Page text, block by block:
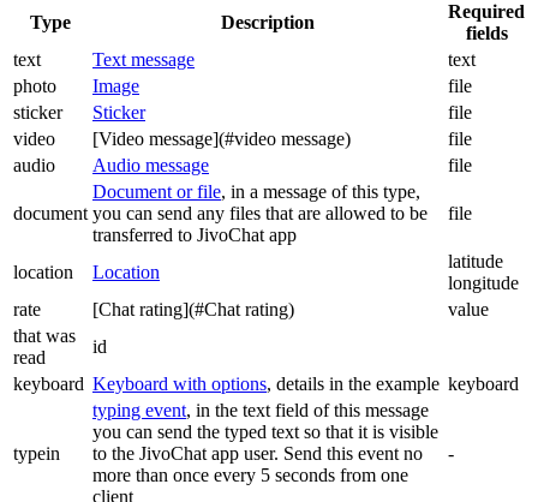
Type Description
Required
fields
text
Text message
text
photo
Image
file
sticker
Sticker
file
video
[Video message](#video message)
file
audio
Audio message file
document
Document or file, in a message of this type,
you can send any files that are allowed to be
transferred to JivoChat app
file
location Location
latitude
longitude
rate
[Chat rating](#Chat rating)
value
that was
read
id
keyboard Keyboard with options, details in the example keyboard
typein
typing event, in the text field of this message
you can send the typed text so that it is visible
to the JivoChat app user. Send this event no
more than once every 5 seconds from one
client
-